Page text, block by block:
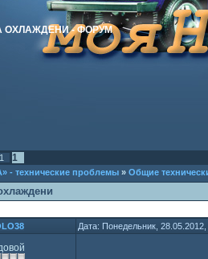
ОХЛАЖДЕНИ - ФОРУМ
1 1
- технические проблемы » Общие
Дата: Понедельник,